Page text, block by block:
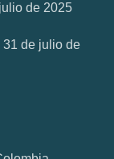
de 2025
31 de julio de